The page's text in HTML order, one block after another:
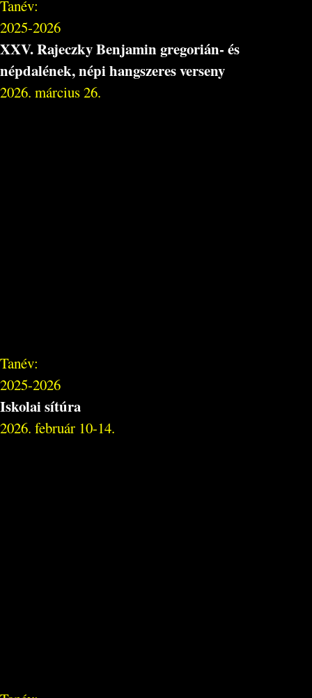
Tanév:
2025-2026
XXV. Rajeczky Benjamin gregorián- és
népdalének, népi hangszeres verseny
2026. március 26.
Tanév:
2025-2026
Iskolai sítúra
2026. február 10-14.